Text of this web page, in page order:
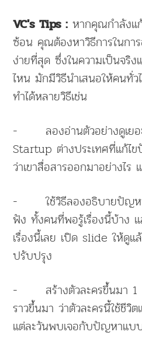
VC's Tips : หากคุณกำลัง
ซ้อน คุณต้องหาวิธีการในการ
ง่ายที่สุด ซึ่งในความเป็นจริ
ไหน มักมีวิธีนำเสนอให้คนทั่ว
ทำได้หลายวิธีเช่น
- ลองอ่านตัวอย่างดูเยอ
Startup ต่างประเทศที่แก้ไ
ว่าเขาสื่อสารออกมาอย่างไร
- ใช้วิธีลองอธิบายปัญห
ฟัง ทั้งคนที่พอรู้เรื่องนี้บ้าง
เรื่องนี้เลย เปิด slide ให้ดู
ปรับปรุง
- สร้างตัวละครขึ้นมา 1 ค
ราวขึ้นมา ว่าตัวละครนี้ใช้ชี
แต่ละวันพบเจอกับปัญหาแบ